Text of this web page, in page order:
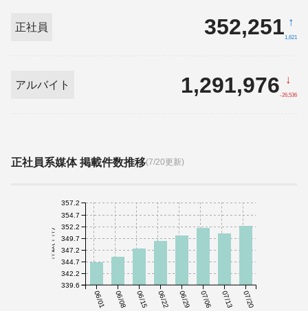
正社員 352,251 ↑
1,621
アルバイト 1,291,976 ↓
-26,536
正社員系媒体 掲載件数推移(7/20更新)
06/01 06/08 06/15 06/22 06/29 07/06 07/13 07/20
件数(千件)
339.6
342.2
344.7
347.2
349.7
352.2
354.7
357.2